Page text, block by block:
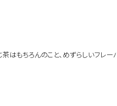
はもちろんのこと､めずらしいフレ